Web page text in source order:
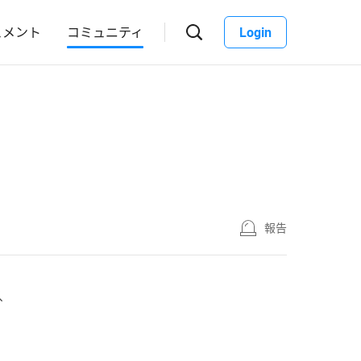
ント コミュニティ Login
報告